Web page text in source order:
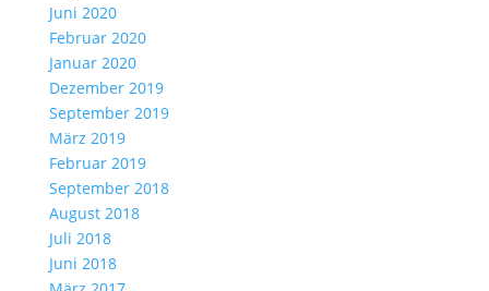
Juni 2020
Februar 2020
Januar 2020
Dezember 2019
September 2019
März 2019
Februar 2019
September 2018
August 2018
Juli 2018
Juni 2018